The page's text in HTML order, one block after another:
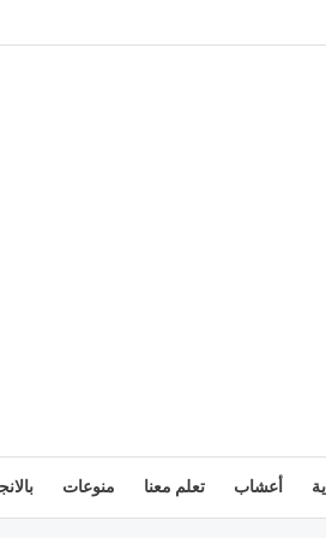
أعشاب تعلم معنا منوعات